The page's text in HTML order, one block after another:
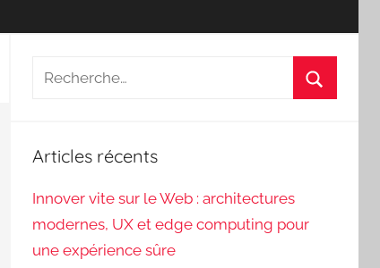
Recherche
Articles récents
Innover vite sur le Web : architectures
modernes, UX et edge computing pour
une expérience sûre